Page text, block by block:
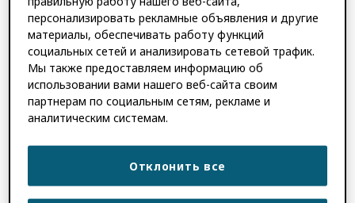
обеспечивает более единообразный
пользовательский интерфейс для
исследователей, когда они сталкиваются с
ORCID, Вы ORCID Поставщик услуг готов
сертифицировать? Узнайте, как
здесь:Программа сертификации
персонализировать рекламные объявления и другие
материалы, обеспечивать работу функций
социальных сетей и анализировать сетевой трафик.
Мы также предоставляем информацию об
использовании вами нашего веб-сайта своим
партнерам по социальным сетям, рекламе и
аналитическим системам.
Отклонить все